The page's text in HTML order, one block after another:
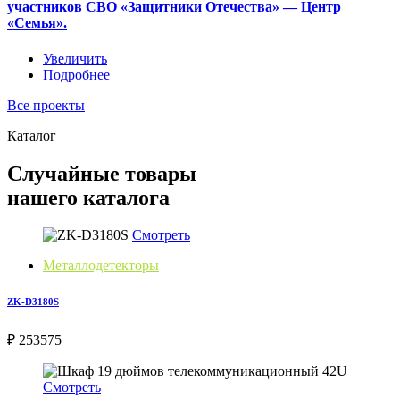
участников СВО «Защитники Отечества» — Центр
«Семья».
Увеличить
Подробнее
Все проекты
Каталог
Случайные товары
нашего каталога
Смотреть
Металлодетекторы
ZK-D3180S
₽ 253575
Смотреть